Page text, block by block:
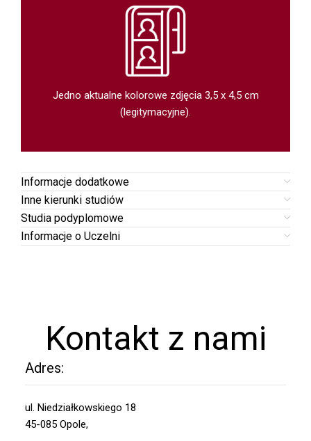
Jedno aktualne kolorowe zdjęcia 3,5 x 4,5 cm
(legitymacyjne).
Informacje dodatkowe
Inne kierunki studiów
Studia podyplomowe
Informacje o Uczelni
Kontakt z nami
Adres:
ul. Niedziałkowskiego 18
45-085 Opole,